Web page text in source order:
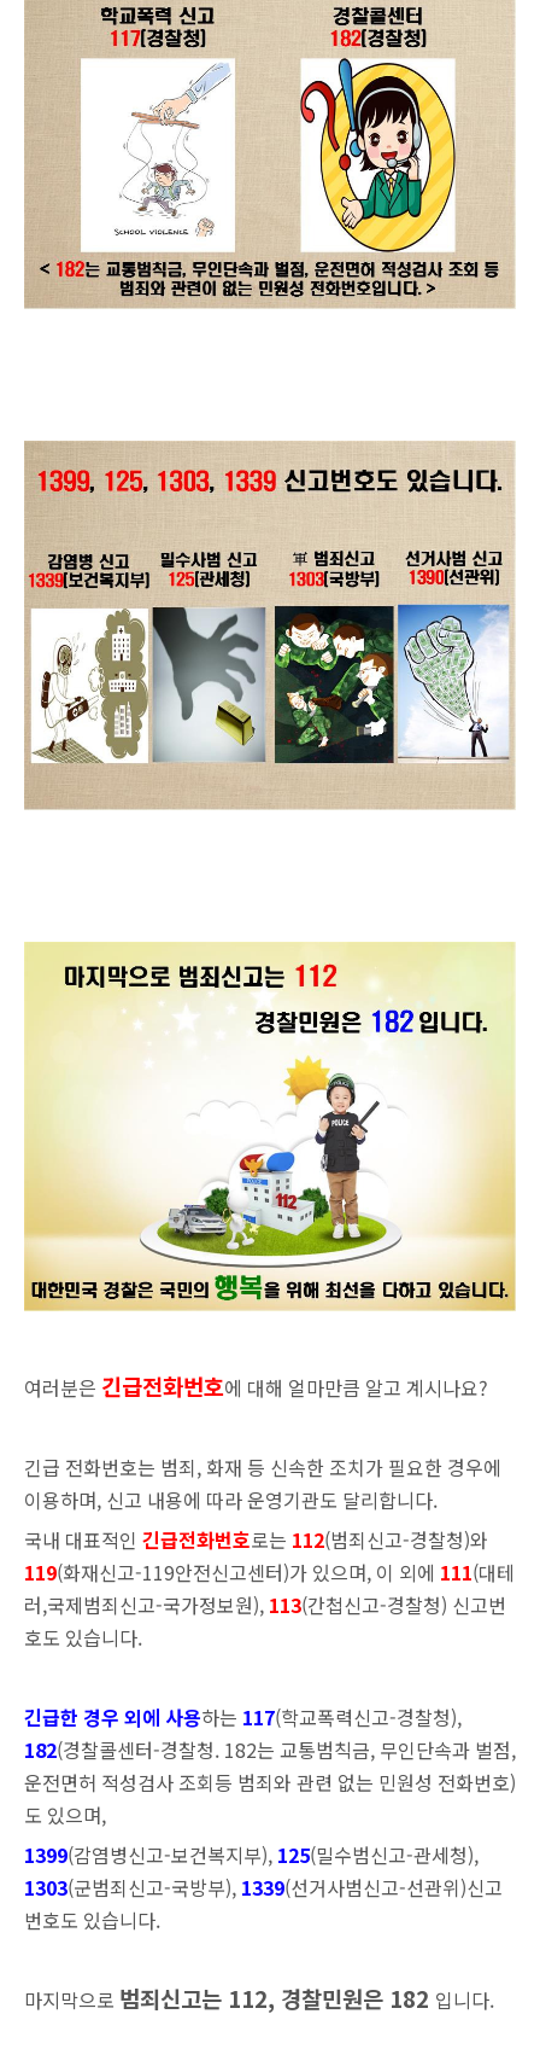
여러분은 긴급전화번호에 대해 얼마만큼 알고 계시나요?
긴급 전화번호는 범죄, 화재 등 신속한 조치가 필요한 경우에
이용하며, 신고 내용에 따라 운영기관도 달리합니다.
국내 대표적인 긴급전화번호로는 112(범죄신고-경찰청)와
119(화재신고-119안전신고센터)가 있으며, 이 외에 111(대테
러,국제범죄신고-국가정보원), 113(간첩신고-경찰청) 신고번
호도 있습니다.
긴급한 경우 외에 사용하는 117(학교폭력신고-경찰청),
182(경찰콜센터-경찰청. 182는 교통범칙금, 무인단속과 벌점,
운전면허 적성검사 조회등 범죄와 관련 없는 민원성 전화번호)
도 있으며,
1399(감염병신고-보건복지부), 125(밀수범신고-관세청),
1303(군범죄신고-국방부), 1339(선거사범신고-선관위)신고
번호도 있습니다.
마지막으로 범죄신고는 112, 경찰민원은 182 입니다.